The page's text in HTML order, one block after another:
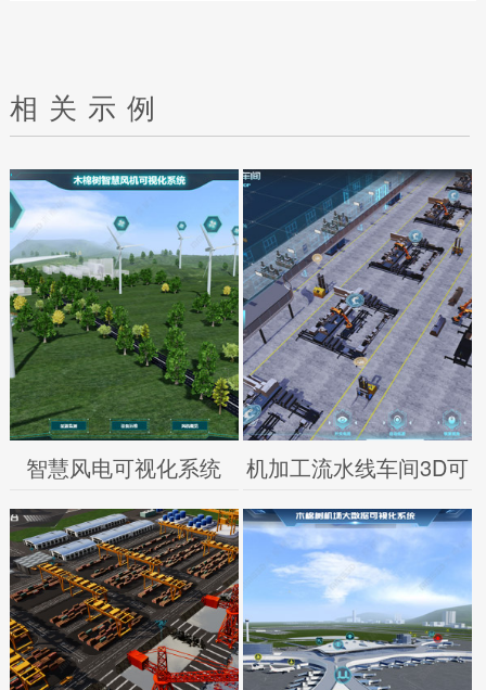
相关示例
智慧风电可视化系统
机加工流水线车间3D可
视化